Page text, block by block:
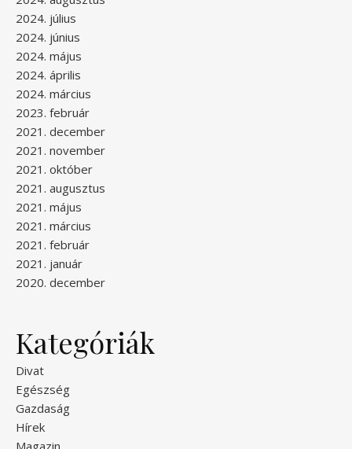
2024. július
2024. június
2024. május
2024. április
2024. március
2023. február
2021. december
2021. november
2021. október
2021. augusztus
2021. május
2021. március
2021. február
2021. január
2020. december
Kategóriák
Divat
Egészség
Gazdaság
Hírek
Magazin